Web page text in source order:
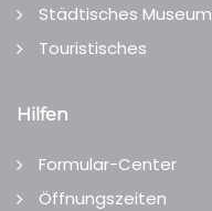
Städtisches Museum
Touristisches
Hilfen
Formular-Center
Öffnungszeiten